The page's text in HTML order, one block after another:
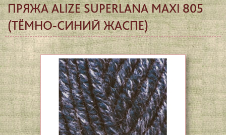
ПРЯЖА ALIZE SUPERLANA MAXI 805
(ТЁМНО-СИНИЙ ЖАСПЕ)